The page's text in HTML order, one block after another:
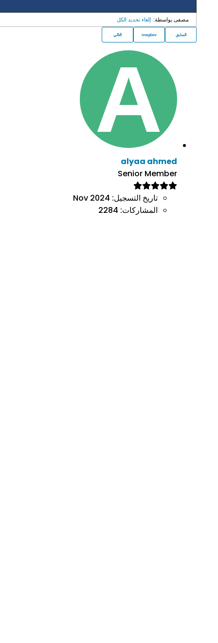
مصفى بواسطة: إلغاء تحديد الكل
السابق template التالي
alyaa ahmed
Senior Member
تاريخ التسجيل: Nov 2024
المشاركات: 2284